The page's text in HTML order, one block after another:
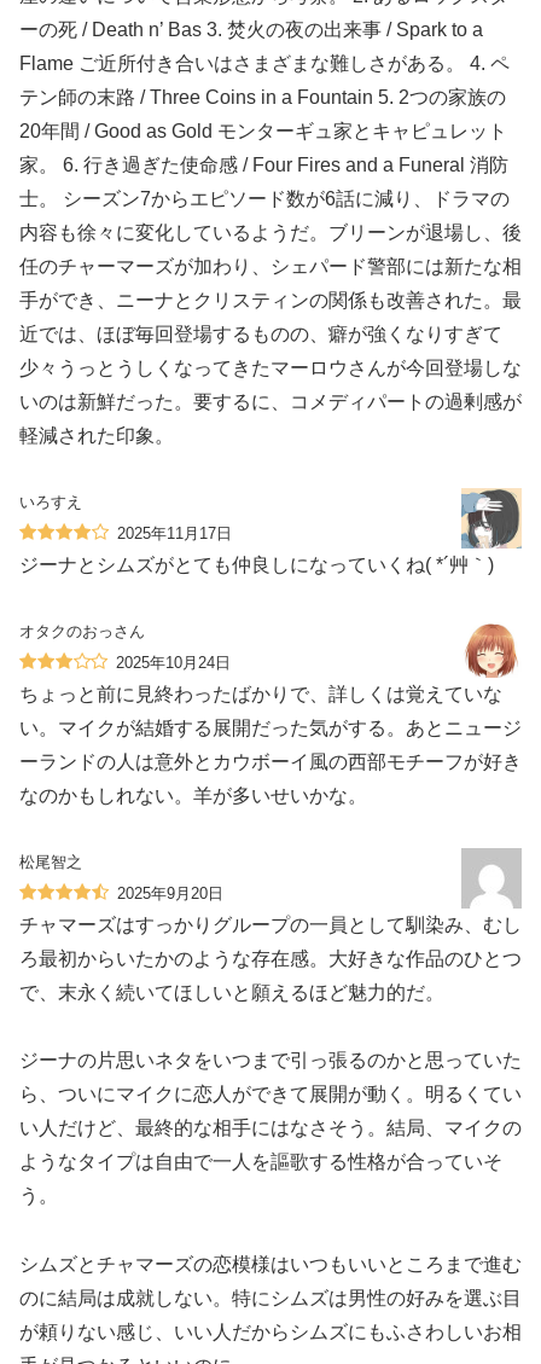
ーの死 / Death n’ Bas 3. 焚火の夜の出来事 / Spark to a
Flame ご近所付き合いはさまざまな難しさがある。 4. ペ
テン師の末路 / Three Coins in a Fountain 5. 2つの家族の
20年間 / Good as Gold モンターギュ家とキャピュレット
家。 6. 行き過ぎた使命感 / Four Fires and a Funeral 消防
士。 シーズン7からエピソード数が6話に減り、ドラマの
内容も徐々に変化しているようだ。ブリーンが退場し、後
任のチャーマーズが加わり、シェパード警部には新たな相
手ができ、ニーナとクリスティンの関係も改善された。最
近では、ほぼ毎回登場するものの、癖が強くなりすぎて
少々うっとうしくなってきたマーロウさんが今回登場しな
いのは新鮮だった。要するに、コメディパートの過剰感が
軽減された印象。
いろすえ
2025年11月17日
ジーナとシムズがとても仲良しになっていくね( *´艸｀)
オタクのおっさん
2025年10月24日
ちょっと前に見終わったばかりで、詳しくは覚えていな
い。マイクが結婚する展開だった気がする。あとニュージ
ーランドの人は意外とカウボーイ風の西部モチーフが好き
なのかもしれない。羊が多いせいかな。
松尾智之
2025年9月20日
チャマーズはすっかりグループの一員として馴染み、むし
ろ最初からいたかのような存在感。大好きな作品のひとつ
で、末永く続いてほしいと願えるほど魅力的だ。
ジーナの片思いネタをいつまで引っ張るのかと思っていた
ら、ついにマイクに恋人ができて展開が動く。明るくてい
い人だけど、最終的な相手にはなさそう。結局、マイクの
ようなタイプは自由で一人を謳歌する性格が合っていそ
う。
シムズとチャマーズの恋模様はいつもいいところまで進む
のに結局は成就しない。特にシムズは男性の好みを選ぶ目
が頼りない感じ、いい人だからシムズにもふさわしいお相